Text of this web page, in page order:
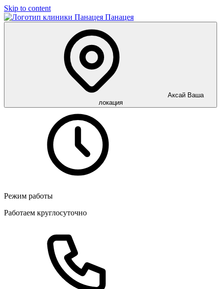
Skip to content
Панацея
Аксай Ваша
локация
Режим работы
Работаем круглосуточно